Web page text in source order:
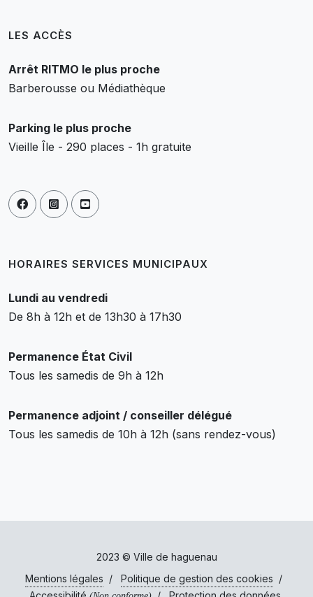
LES ACCÈS
Arrêt RITMO le plus proche
Barberousse ou Médiathèque
Parking le plus proche
Vieille Île - 290 places - 1h gratuite
HORAIRES SERVICES MUNICIPAUX
Lundi au vendredi
De 8h à 12h et de 13h30 à 17h30
Permanence État Civil
Tous les samedis de 9h à 12h
Permanence adjoint / conseiller délégué
Tous les samedis de 10h à 12h (sans rendez-vous)
2023 © Ville de haguenau
Mentions légales / Politique de gestion des cookies /